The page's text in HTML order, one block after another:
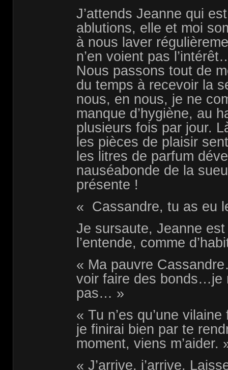
J’attends Jeanne qui
ablutions, elle et moi
à nous laver
n’en voient pas
Nous passons tout de
du temps à recevoir la
nous, en nous, je ne
manque d’hygiène, au
plusieurs fois par jour.
les pièces de plaisir
les litres de parfum
nauséabonde de la
présente !
« Cassandre, tu as eu
Je sursaute, Jeanne
l’entende, comme
« Ma pauvre
voir faire des bonds…je
pas… »
« Tu n’es qu’une
je finirai bien par te
moment, viens m’aider.
« J’arrive, j’arrive.